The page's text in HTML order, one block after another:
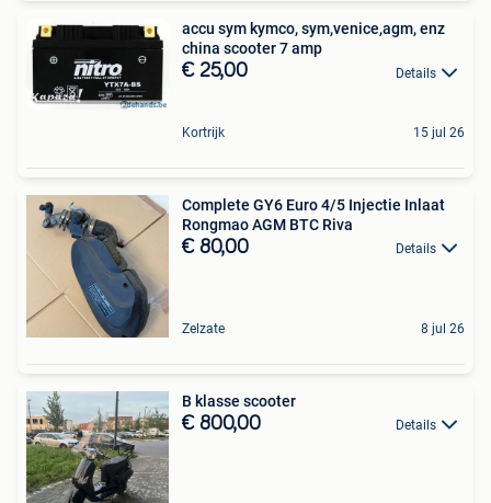
accu sym kymco, sym,venice,agm, enz
china scooter 7 amp
€ 25,00 Details
Kortrijk 15 jul 26
Complete GY6 Euro 4/5 Injectie Inlaat
Rongmao AGM BTC Riva
€ 80,00 Details
Zelzate 8 jul 26
B klasse scooter
€ 800,00 Details